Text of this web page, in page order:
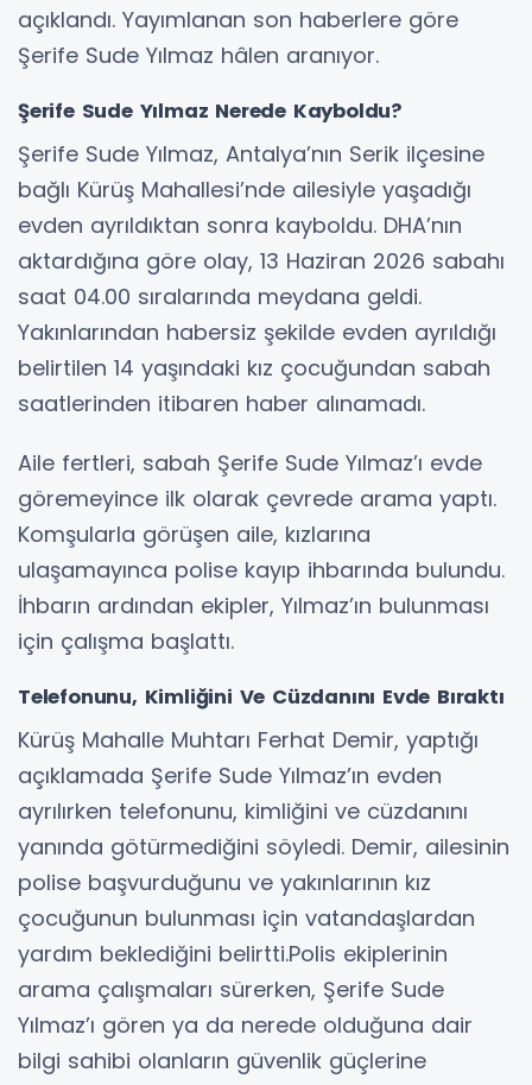
açıklandı. Yayımlanan son haberlere göre
Şerife Sude Yılmaz hâlen aranıyor.
Şerife Sude Yılmaz Nerede Kayboldu?
Şerife Sude Yılmaz, Antalya’nın Serik ilçesine
bağlı Kürüş Mahallesi’nde ailesiyle yaşadığı
evden ayrıldıktan sonra kayboldu. DHA’nın
aktardığına göre olay, 13 Haziran 2026 sabahı
saat 04.00 sıralarında meydana geldi.
Yakınlarından habersiz şekilde evden ayrıldığı
belirtilen 14 yaşındaki kız çocuğundan sabah
saatlerinden itibaren haber alınamadı.
Aile fertleri, sabah Şerife Sude Yılmaz’ı evde
göremeyince ilk olarak çevrede arama yaptı.
Komşularla görüşen aile, kızlarına
ulaşamayınca polise kayıp ihbarında bulundu.
İhbarın ardından ekipler, Yılmaz’ın bulunması
için çalışma başlattı.
Telefonunu, Kimliğini Ve Cüzdanını Evde Bıraktı
Kürüş Mahalle Muhtarı Ferhat Demir, yaptığı
açıklamada Şerife Sude Yılmaz’ın evden
ayrılırken telefonunu, kimliğini ve cüzdanını
yanında götürmediğini söyledi. Demir, ailesinin
polise başvurduğunu ve yakınlarının kız
çocuğunun bulunması için vatandaşlardan
yardım beklediğini belirtti.Polis ekiplerinin
arama çalışmaları sürerken, Şerife Sude
Yılmaz’ı gören ya da nerede olduğuna dair
bilgi sahibi olanların güvenlik güçlerine